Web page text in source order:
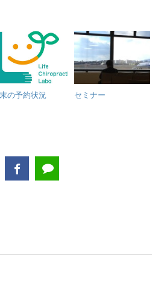
の予約状況 セミナー